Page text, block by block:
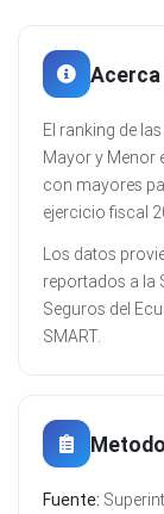
Acerca
El ranking de
Mayor y Menor
con mayores
ejercicio fiscal
Los datos
reportados a la
Seguros del
SMART.
Fuente: